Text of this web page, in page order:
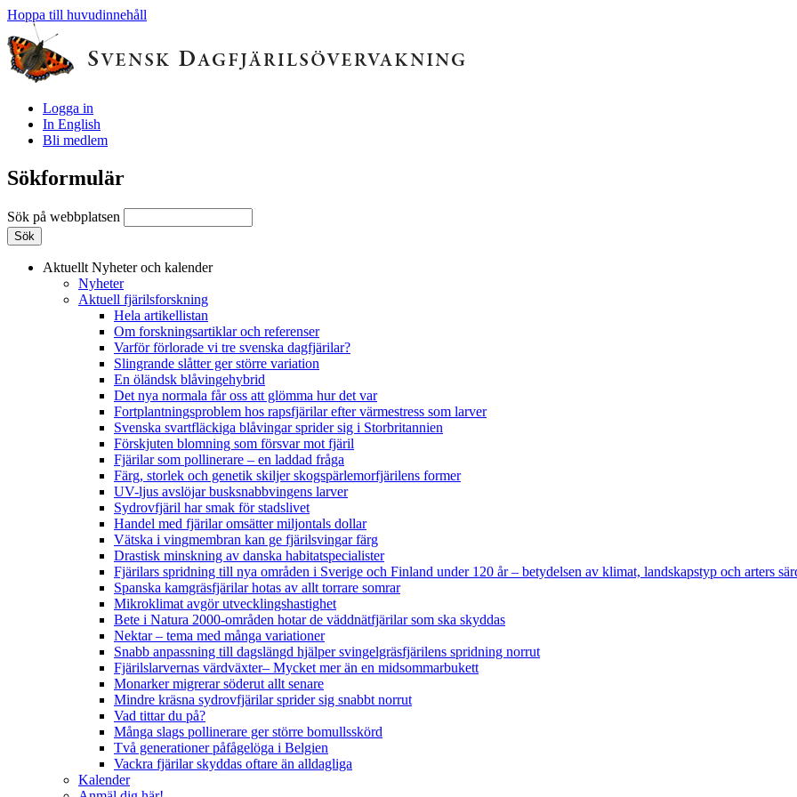
Hoppa till huvudinnehåll
Logga in
In English
Bli medlem
Sökformulär
Sök på webbplatsen
Aktuellt Nyheter och kalender
Nyheter
Aktuell fjärilsforskning
Hela artikellistan
Om forskningsartiklar och referenser
Varför förlorade vi tre svenska dagfjärilar?
Slingrande slåtter ger större variation
En öländsk blåvingehybrid
Det nya normala får oss att glömma hur det var
Fortplantningsproblem hos rapsfjärilar efter värmestress som larver
Svenska svartfläckiga blåvingar sprider sig i Storbritannien
Förskjuten blomning som försvar mot fjäril
Fjärilar som pollinerare – en laddad fråga
Färg, storlek och genetik skiljer skogspärlemorfjärilens former
UV-ljus avslöjar busksnabbvingens larver
Sydrovfjäril har smak för stadslivet
Handel med fjärilar omsätter miljontals dollar
Vätska i vingmembran kan ge fjärilsvingar färg
Drastisk minskning av danska habitatspecialister
Fjärilars spridning till nya områden i Sverige och Finland under 120 år– betydelsen av klimat, landskapstyp och arters
Spanska kamgräsfjärilar hotas av allt torrare somrar
Mikroklimat avgör utvecklingshastighet
Bete i Natura 2000-områden hotar de väddnätfjärilar som ska skyddas
Nektar – tema med många variationer
Snabb anpassning till dagslängd hjälper svingelgräsfjärilens spridning norrut
Fjärilslarvernas värdväxter– Mycket mer än en midsommarbukett
Monarker migrerar söderut allt senare
Mindre kräsna sydrovfjärilar sprider sig snabbt norrut
Vad tittar du på?
Många slags pollinerare ger större bomullsskörd
Två generationer påfågelöga i Belgien
Vackra fjärilar skyddas oftare än alldagliga
Kalender